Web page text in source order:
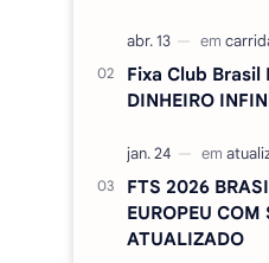
Fixa Club Brasil
DINHEIRO
FTS 2026
EUROPEU
ATUALIZADO